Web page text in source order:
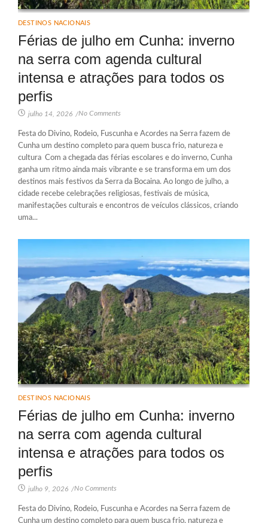
DESTINOS NACIONAIS
Férias de julho em Cunha: inverno
na serra com agenda cultural
intensa e atrações para todos os
perfis
julho 14, 2026 /No Comments
Festa do Divino, Rodeio, Fuscunha e Acordes na Serra fazem de
Cunha um destino completo para quem busca frio, natureza e
cultura Com a chegada das férias escolares e do inverno, Cunha
ganha um ritmo ainda mais vibrante e se transforma em um dos
destinos mais festivos da Serra da Bocaina. Ao longo de julho, a
cidade recebe celebrações religiosas, festivais de música,
manifestações culturais e encontros de veículos clássicos, criando
uma...
DESTINOS NACIONAIS
Férias de julho em Cunha: inverno
na serra com agenda cultural
intensa e atrações para todos os
perfis
julho 9, 2026 /No Comments
Festa do Divino, Rodeio, Fuscunha e Acordes na Serra fazem de
Cunha um destino completo para quem busca frio, natureza e